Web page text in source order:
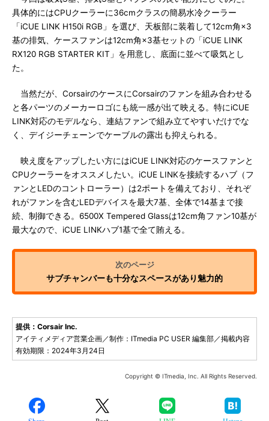
具体的にはCPUクーラーに36cmクラスの簡易水冷クーラー
「iCUE LINK H150i RGB」を選び、天板部に装着して12cm角×3
基の排気、ケースファンは12cm角×3基セットの「iCUE LINK
RX120 RGB STARTER KIT」を用意し、底面に並べて吸気とし
た。
当然だが、CorsairのケースにCorsairのファンを組み合わせる
と各パーツのメーカーロゴにも統一感が出て映える。特にiCUE
LINK対応のモデルなら、連結ファンで組み立てやすいだけでな
く、デイジーチェーンでケーブルの露出も抑えられる。
映え度をアップしたい方にはiCUE LINK対応のケースファンと
CPUクーラーをオススメしたい。iCUE LINKを接続するハブ（フ
ァンとLEDのコントローラー）は2ポートを備えており、それぞ
れがファンを含むLEDデバイスを最大7基、全体で14基まで接
続、制御できる。6500X Tempered Glassは12cm角ファン10基が
最大なので、iCUE LINKハブ1基で全て賄える。
サブチャンバーも十分なスペースがあり魅力的
提供：Corsair Inc.
アイティメディア営業企画／制作：ITmedia PC USER 編集部／掲載内容
有効期限：2024年3月24日
Copyright © ITmedia, Inc. All Rights Reserved.